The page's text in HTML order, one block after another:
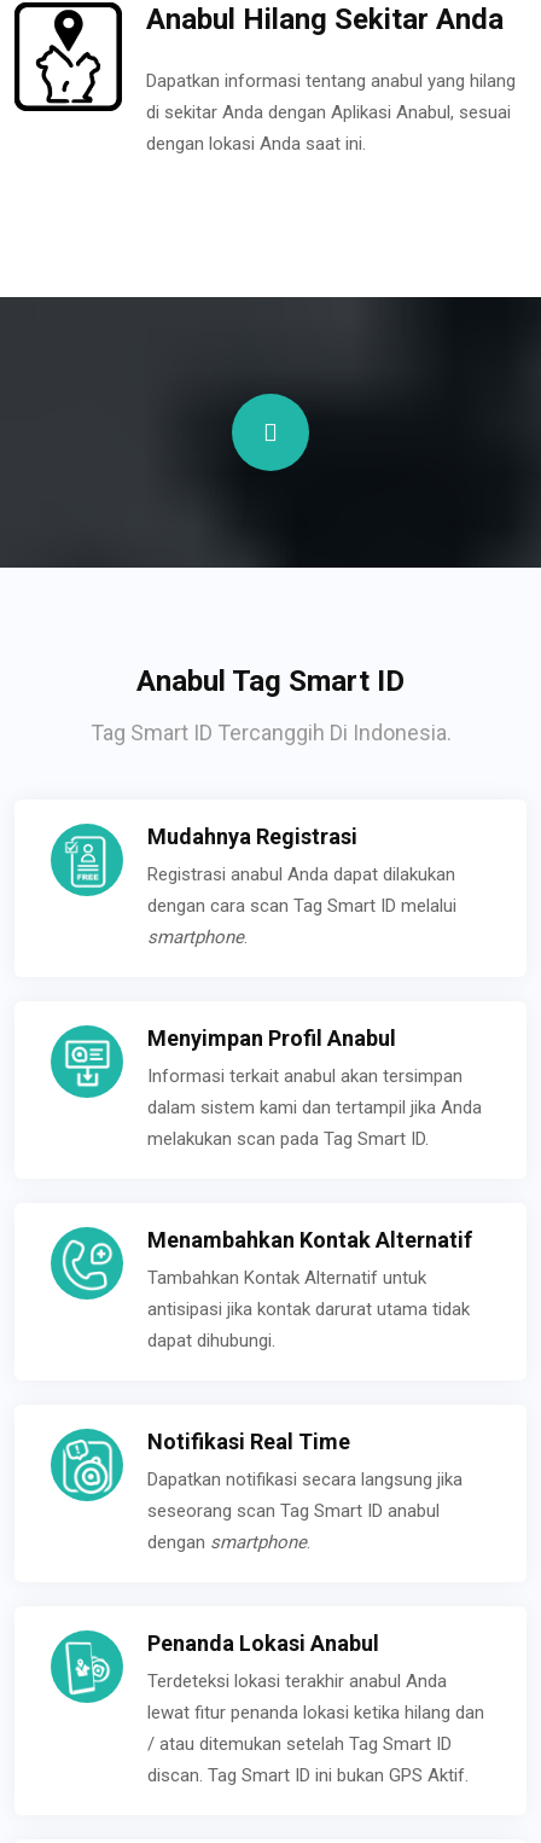
Anabul Hilang Sekitar Anda
Dapatkan informasi tentang anabul yang hilang
di sekitar Anda dengan Aplikasi Anabul, sesuai
dengan lokasi Anda saat ini.
Anabul Tag Smart ID
Tag Smart ID Tercanggih Di Indonesia.
Mudahnya Registrasi
Registrasi anabul Anda dapat dilakukan
dengan cara scan Tag Smart ID melalui
smartphone.
Menyimpan Profil Anabul
Informasi terkait anabul akan tersimpan
dalam sistem kami dan tertampil jika Anda
melakukan scan pada Tag Smart ID.
Menambahkan Kontak Alternatif
Tambahkan Kontak Alternatif untuk
antisipasi jika kontak darurat utama tidak
dapat dihubungi.
Notifikasi Real Time
Dapatkan notifikasi secara langsung jika
seseorang scan Tag Smart ID anabul
dengan smartphone.
Penanda Lokasi Anabul
Terdeteksi lokasi terakhir anabul Anda
lewat fitur penanda lokasi ketika hilang dan
/ atau ditemukan setelah Tag Smart ID
discan. Tag Smart ID ini bukan GPS Aktif.